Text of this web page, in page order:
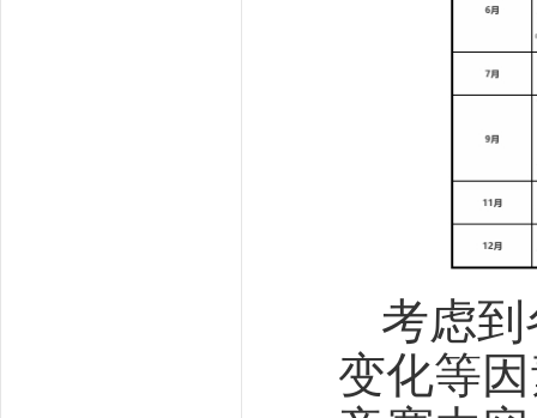
考虑
变化等